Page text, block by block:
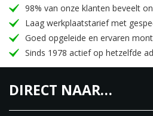
98% van onze klanten beveelt
Laag werkplaatstarief met
Goed opgeleide en ervaren
Sinds 1978 actief op hetzelfde
DIRECT NAAR…